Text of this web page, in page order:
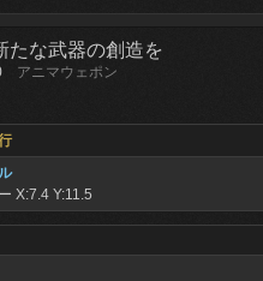
な武器の創造を
アニマウェポン
X:7.4 Y:11.5